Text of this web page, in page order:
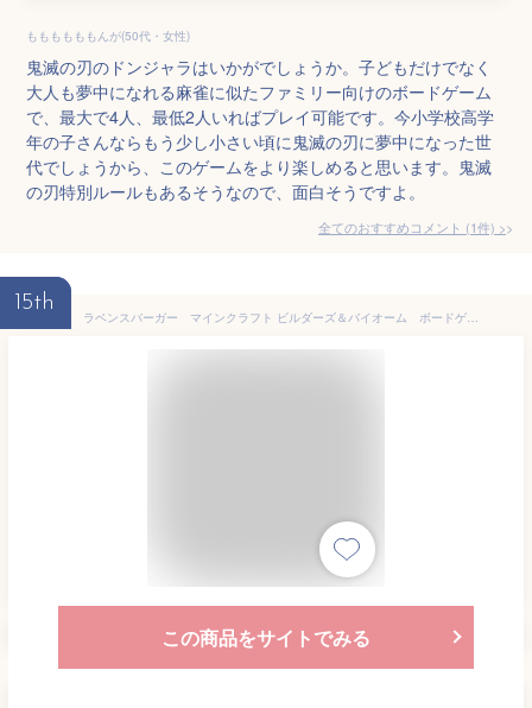
ももももももんが(50代・女性)
鬼滅の刃のドンジャラはいかがでしょうか。子どもだけでなく
大人も夢中になれる麻雀に似たファミリー向けのボードゲーム
で、最大で4人、最低2人いればプレイ可能です。今小学校高学
年の子さんならもう少し小さい頃に鬼滅の刃に夢中になった世
代でしょうから、このゲームをより楽しめると思います。鬼滅
の刃特別ルールもあるそうなので、面白そうですよ。
全てのおすすめコメント (1件) >
15th
ラベンスバーガー マインクラフト ビルダーズ＆バイオーム ボードゲーム 知育玩具 誕生日 誕生日プレゼント 小学生 子供 男の子 男 女の子 知育 幼児 テーブルゲーム プレゼント ゲーム ドイツ 海外 卓上ゲーム ボード 玩具 ギフト クリスマスプレゼント
この商品をサイトでみる